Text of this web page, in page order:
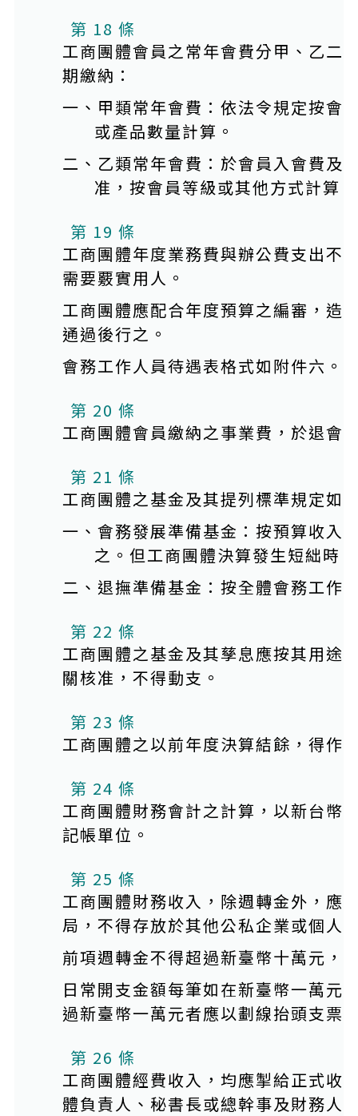
第 18 條
工商團體會員之常年會費分甲、乙二
期繳納：
一、甲類常年會費：依法令規定按會
或產品數量計算。
二、乙類常年會費：於會員入會費及
准，按會員等級或其他方式計算。
本條文有附件
第 19 條
工商團體年度業務費與辦公費支出不
需要覈實用人。
工商團體應配合年度預算之編審，造
通過後行之。
會務工作人員待遇表格式如附件六。
第 20 條
工商團體會員繳納之事業費，於退會
第 21 條
工商團體之基金及其提列標準規定如
一、會務發展準備基金：按預算收入
之。但工商團體決算發生短絀時
二、退撫準備基金：按全體會務工作
第 22 條
工商團體之基金及其孳息應按其用途
關核准，不得動支。
第 23 條
工商團體之以前年度決算結餘，得作
第 24 條
工商團體財務會計之計算，以新台幣
記帳單位。
第 25 條
工商團體財務收入，除週轉金外，應
局，不得存放於其他公私企業或個人
前項週轉金不得超過新臺幣十萬元，
日常開支金額每筆如在新臺幣一萬元
過新臺幣一萬元者應以劃線抬頭支票
第 26 條
工商團體經費收入，均應掣給正式收
體負責人、秘書長或總幹事及財務人